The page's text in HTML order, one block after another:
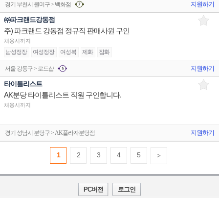
경기 부천시 원미구 > 백화점 지원하기
㈜파크랜드강동점
주) 파크랜드 강동점 정규직 판매사원 구인
채용시까지
남성정장 여성정장 여성복 제화 잡화
서울 강동구 > 로드샵 지원하기
타이틀리스트
AK분당 타이틀리스트 직원 구인합니다.
채용시까지
경기 성남시 분당구 > AK플라자분당점 지원하기
1 2 3 4 5 >
PC버전 로그인